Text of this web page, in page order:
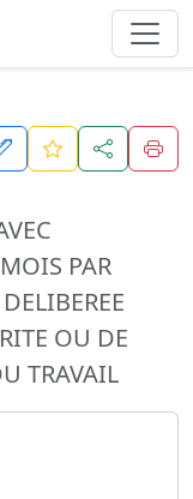
PAR
OU DE
TRAVAIL